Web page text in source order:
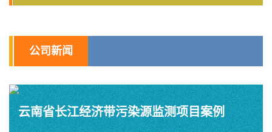
公司新闻
云南省长江经济带污染源监测项目案例